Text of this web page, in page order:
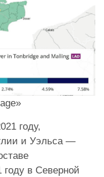
году,
и Уэльса —
году в Северной